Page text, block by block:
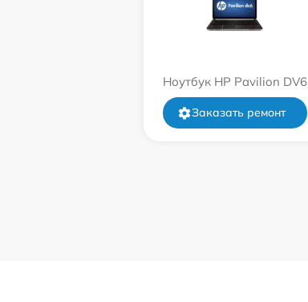
Ноутбук HP Pavilion DV6
Заказать ремонт